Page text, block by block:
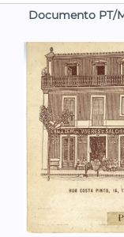
Documento PT/